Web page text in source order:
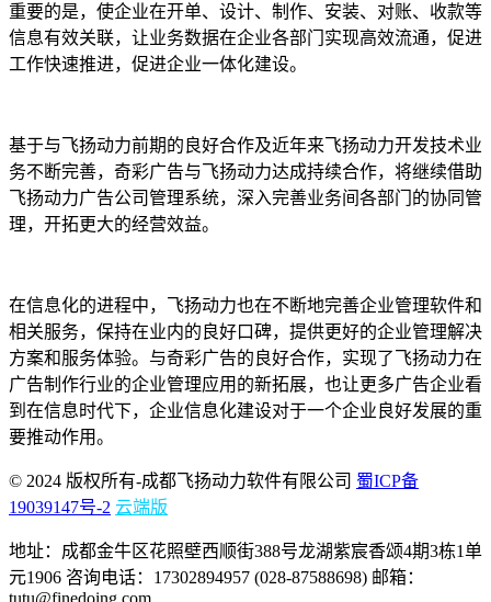
重要的是，使企业在开单、设计、制作、安装、对账、收款等
信息有效关联，让业务数据在企业各部门实现高效流通，促进
工作快速推进，促进企业一体化建设。
基于与飞扬动力前期的良好合作及近年来飞扬动力开发技术业
务不断完善，奇彩广告与飞扬动力达成持续合作，将继续借助
飞扬动力广告公司管理系统，深入完善业务间各部门的协同管
理，开拓更大的经营效益。
在信息化的进程中，飞扬动力也在不断地完善企业管理软件和
相关服务，保持在业内的良好口碑，提供更好的企业管理解决
方案和服务体验。与奇彩广告的良好合作，实现了飞扬动力在
广告制作行业的企业管理应用的新拓展，也让更多广告企业看
到在信息时代下，企业信息化建设对于一个企业良好发展的重
要推动作用。
© 2024 版权所有-成都飞扬动力软件有限公司 蜀ICP备
19039147号-2 云端版
地址：成都金牛区花照壁西顺街388号龙湖紫宸香颂4期3栋1单
元1906 咨询电话：17302894957 (028-87588698) 邮箱：
tutu@finedoing.com